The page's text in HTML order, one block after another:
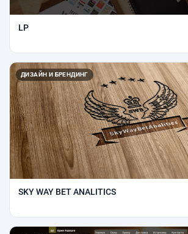
LP
ДИЗАЙН И БРЕНДИНГ
SKY WAY BET ANALITICS